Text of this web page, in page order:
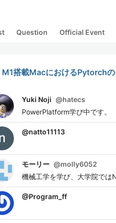
Question Official Event
M1搭載MacにおけるPytorch
Yuki Noji @hatecs
PowerPlatform学び中です。
@natto11113
モーリー @molly6052
機械工学を学び、大学院では
@Program_ff